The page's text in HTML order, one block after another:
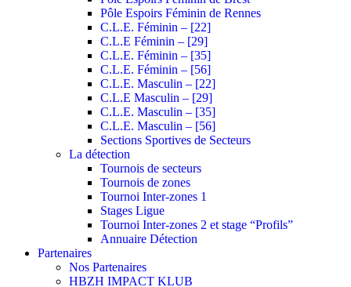
Pôle Espoirs Féminin de Rennes
C.L.E. Féminin – [22]
C.L.E Féminin – [29]
C.L.E. Féminin – [35]
C.L.E. Féminin – [56]
C.L.E. Masculin – [22]
C.L.E Masculin – [29]
C.L.E. Masculin – [35]
C.L.E. Masculin – [56]
Sections Sportives de Secteurs
La détection
Tournois de secteurs
Tournois de zones
Tournoi Inter-zones 1
Stages Ligue
Tournoi Inter-zones 2 et stage “Profils”
Annuaire Détection
Partenaires
Nos Partenaires
HBZH IMPACT KLUB